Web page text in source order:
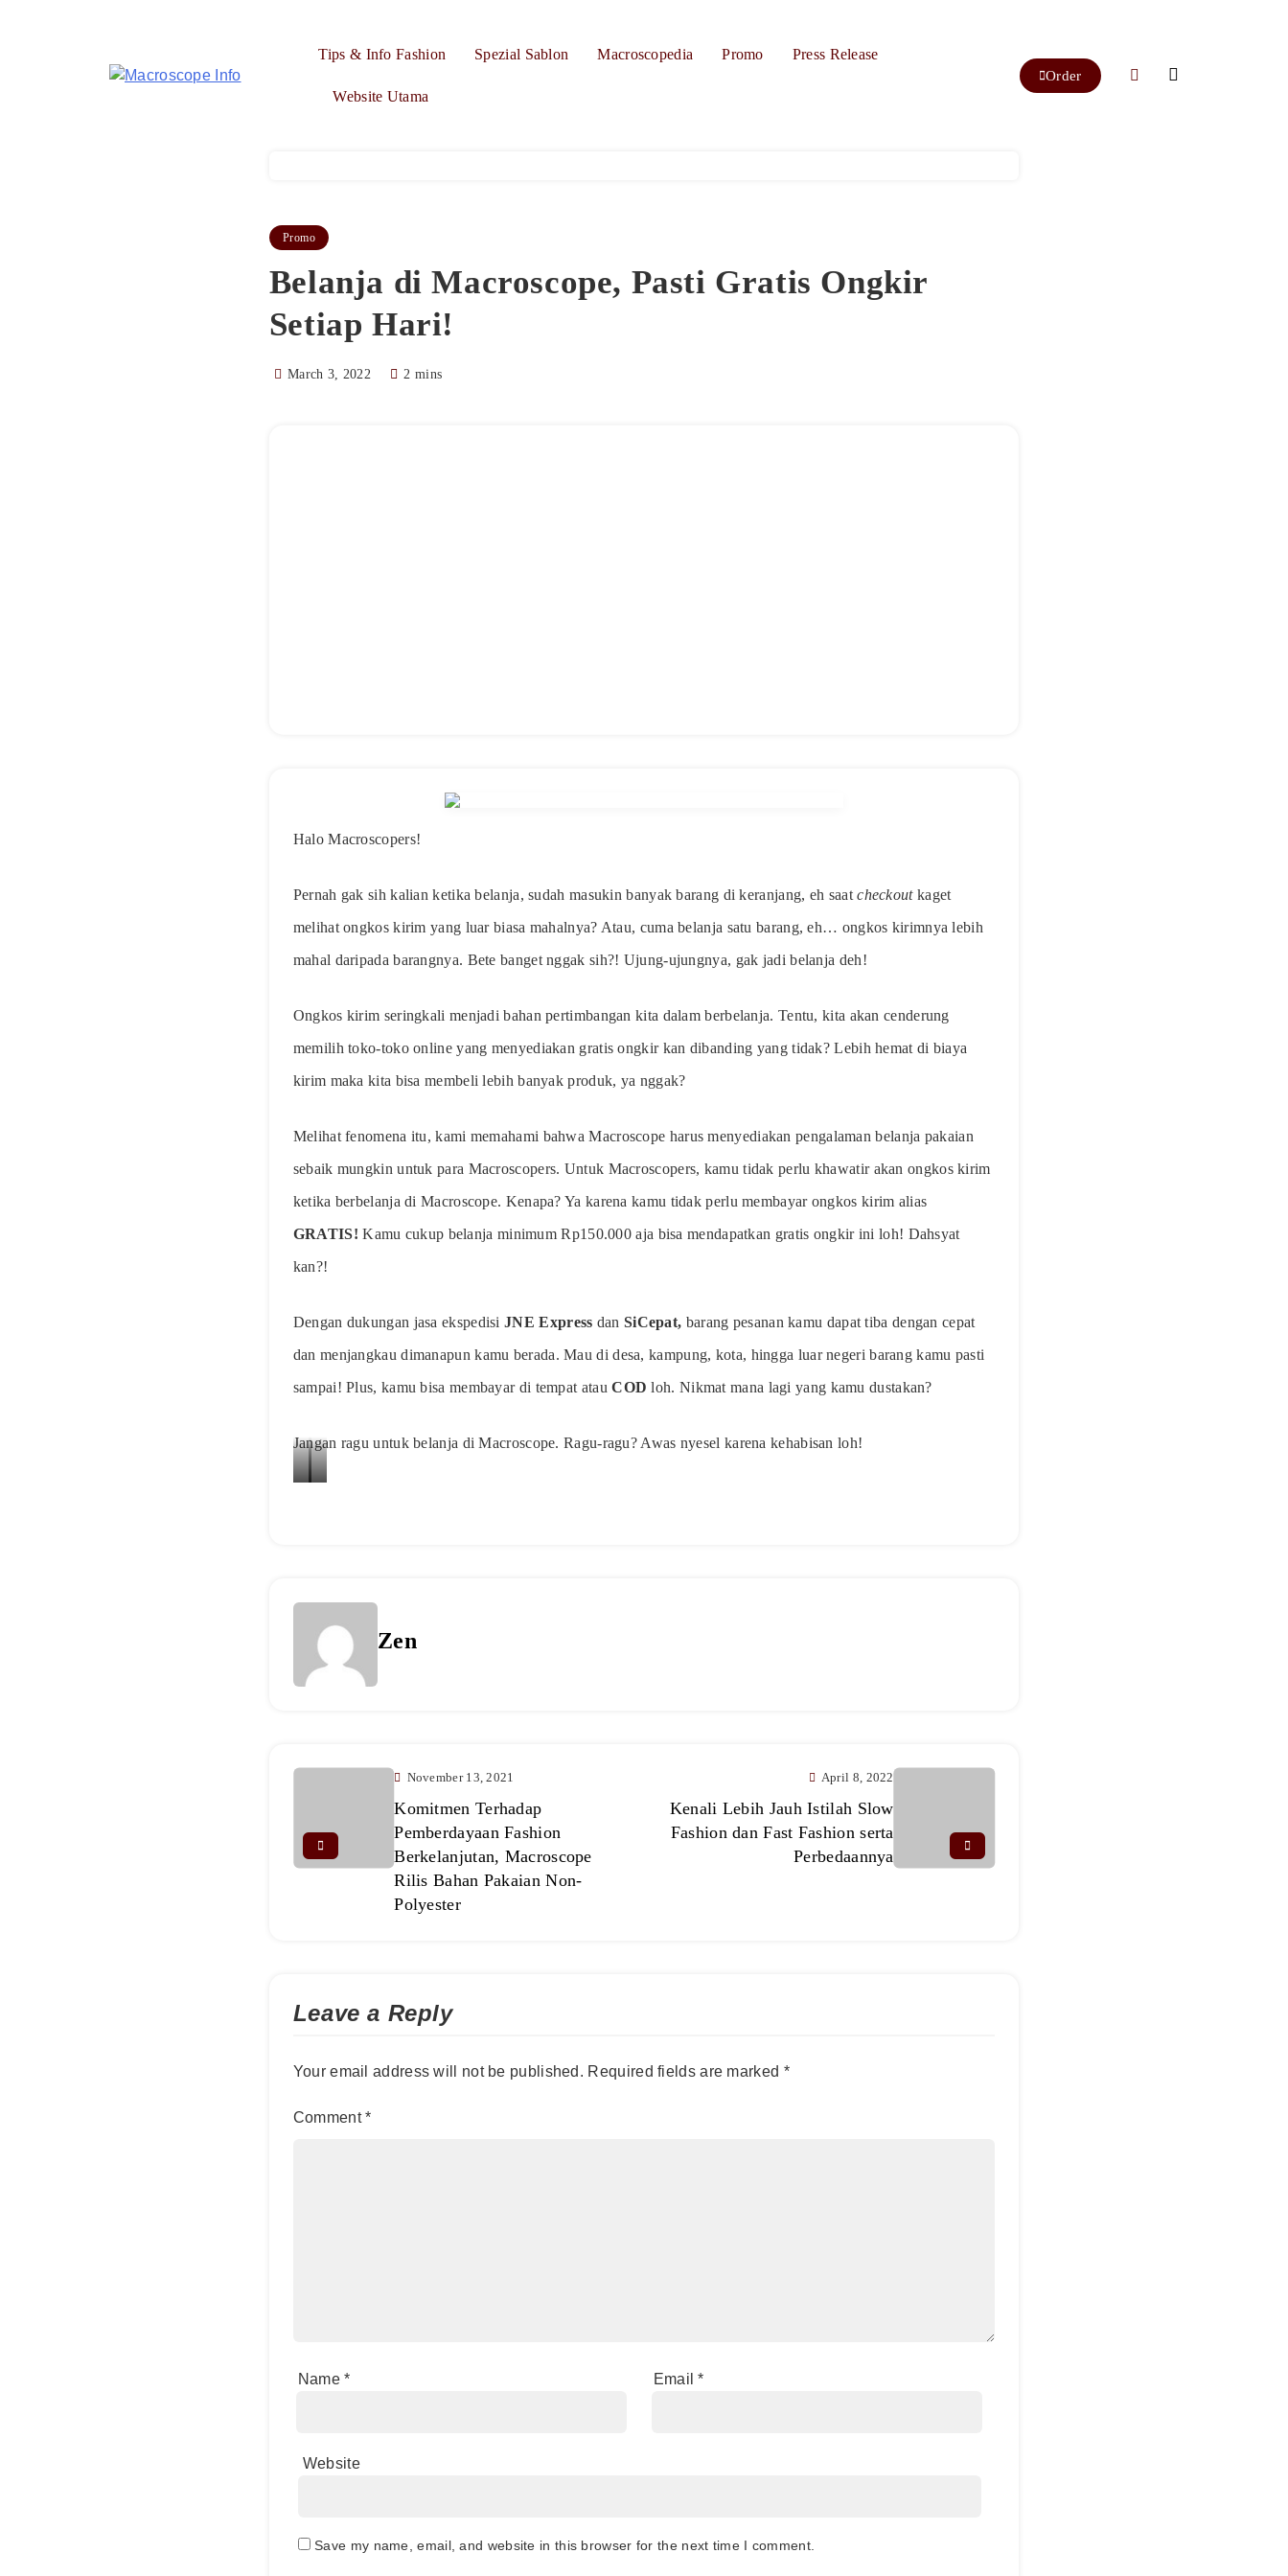
Macroscope Info
Tips & Info Fashion Spezial Sablon Macroscopedia Promo Press Release
Website Utama
Order
Promo
Belanja di Macroscope, Pasti Gratis Ongkir
Setiap Hari!
March 3, 2022 2 mins
Halo Macroscopers!
Pernah gak sih kalian ketika belanja, sudah masukin banyak barang di keranjang, eh saatcheckout kaget
melihat ongkos kirim yang luar biasa mahalnya? Atau, cuma belanja satu barang, eh… ongkos kirimnya lebih
mahal daripada barangnya. Bete banget nggak sih?! Ujung-ujungnya, gak jadi belanja deh!
Ongkos kirim seringkali menjadi bahan pertimbangan kita dalam berbelanja. Tentu, kita akan cenderung
memilih toko-toko online yang menyediakan gratis ongkir kan dibanding yang tidak? Lebih hemat di biaya
kirim maka kita bisa membeli lebih banyak produk, ya nggak?
Melihat fenomena itu, kami memahami bahwa Macroscope harus menyediakan pengalaman belanja pakaian
sebaik mungkin untuk para Macroscopers. Untuk Macroscopers, kamu tidak perlu khawatir akan ongkos kirim
ketika berbelanja di Macroscope. Kenapa? Ya karena kamu tidak perlu membayar ongkos kirim alias
GRATIS! Kamu cukup belanja minimum Rp150.000 aja bisa mendapatkan gratis ongkir ini loh! Dahsyat
kan?!
Dengan dukungan jasa ekspedisiJNE Express dan SiCepat, barang pesanan kamu dapat tiba dengan cepat
dan menjangkau dimanapun kamu berada. Mau di desa, kampung, kota, hingga luar negeri barang kamu pasti
sampai! Plus, kamu bisa membayar di tempat atauCOD loh. Nikmat mana lagi yang kamu dustakan?
Jangan ragu untuk belanja di Macroscope. Ragu-ragu? Awas nyesel karena kehabisan loh!
Leapitup Zen
November 13, 2021
Komitmen Terhadap
Pemberdayaan Fashion
Berkelanjutan, Macroscope
Rilis Bahan Pakaian Non-
Polyester
April 8, 2022
Kenali Lebih Jauh Istilah Slow
Fashion dan Fast Fashion serta
Perbedaannya
Leave a Reply
Your email address will not be published. Required fields are marked *
Comment*
Name* Email*
Website
Save my name, email, and website in this browser for the next time I comment.